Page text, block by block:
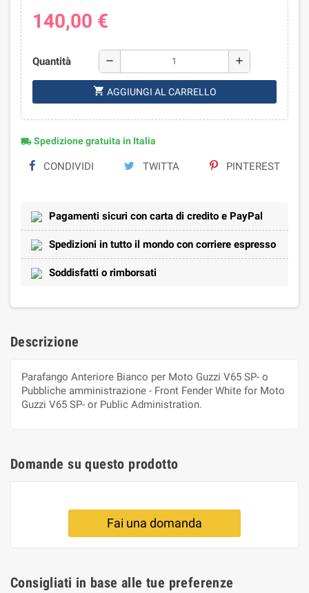
140,00 €
Quantità remove add
shopping_cart AGGIUNGI AL CARRELLO
local_shippingSpedizione gratuita in Italia
CONDIVIDI TWITTA PINTEREST
Pagamenti sicuri con carta di credito e PayPal
Spedizioni in tutto il mondo con corriere espresso
Soddisfatti o rimborsati
Descrizione
Parafango Anteriore Bianco per Moto Guzzi V65 SP- o
Pubbliche amministrazione - Front Fender White for Moto
Guzzi V65 SP- or Public Administration.
Domande su questo prodotto
Fai una domanda
Consigliati in base alle tue preferenze